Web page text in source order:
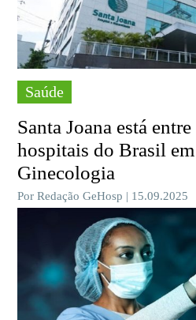
Saúde
Santa Joana está
hospitais do Brasil
Ginecologia
Por Redação GeHosp | 15.09.2025